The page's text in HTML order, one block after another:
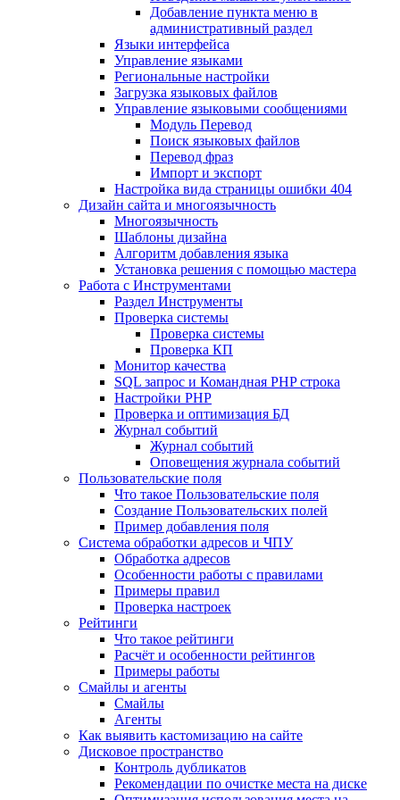
Добавление пункта меню в
административный раздел
Языки интерфейса
Управление языками
Региональные настройки
Загрузка языковых файлов
Управление языковыми сообщениями
Mодуль Перевод
Поиск языковых файлов
Перевод фраз
Импорт и экспорт
Настройка вида страницы ошибки 404
Дизайн сайта и многоязычность
Многоязычность
Шаблоны дизайна
Алгоритм добавления языка
Установка решения с помощью мастера
Работа с Инструментами
Раздел Инструменты
Проверка системы
Проверка системы
Проверка КП
Монитор качества
SQL запрос и Командная PHP строка
Настройки PHP
Проверка и оптимизация БД
Журнал событий
Журнал событий
Оповещения журнала событий
Пользовательские поля
Что такое Пользовательские поля
Создание Пользовательских полей
Пример добавления поля
Система обработки адресов и ЧПУ
Обработка адресов
Особенности работы с правилами
Примеры правил
Проверка настроек
Рейтинги
Что такое рейтинги
Расчёт и особенности рейтингов
Примеры работы
Смайлы и агенты
Смайлы
Агенты
Как выявить кастомизацию на сайте
Дисковое пространство
Контроль дубликатов
Рекомендации по очистке места на диске